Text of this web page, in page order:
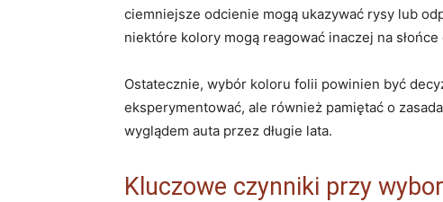
ciemniejsze odcienie mogą ukazywać rysy lub
niektóre kolory mogą reagować inaczej na
Ostatecznie, wybór koloru folii powinien być
eksperymentować, ale również pamiętać o
wyglądem auta przez długie lata.
Kluczowe czynniki przy